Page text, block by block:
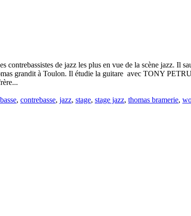
de jazz les plus en vue de la scène jazz. Il
grandit à Toulon. Il étudie la guitare avec TONY
, contrebasse, jazz, stage, stage jazz, thomas bramerie,